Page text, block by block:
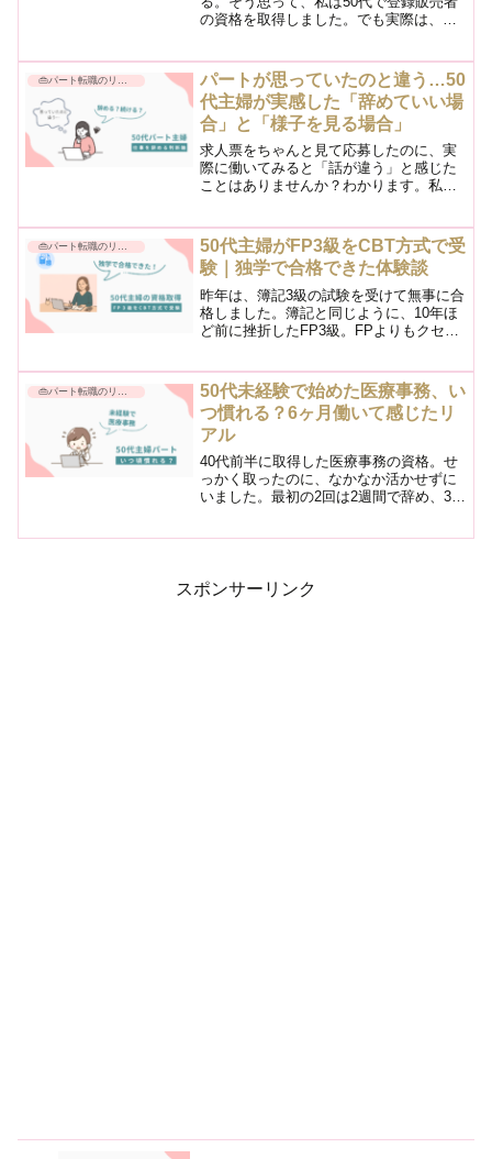
の資格を取得しました。でも実際は、思
した友人も、今まさに転職を繰り返しな
がら悩んでいます。私たちは...
👜パート転職のリアル
パートが思っていたのと違う…50
代主婦が実感した「辞めていい場
合」と「様子を見る場合」
求人票をちゃんと見て応募したのに、実
際に働いてみると「話が違う」と感じた
ことはありませんか？わかります。私も
じゃなかった」と思った経験がありま
す。でもそのとき、いつも迷...
👜パート転職のリアル
50代主婦がFP3級をCBT方式で受
験｜独学で合格できた体験談
昨年は、簿記3級の試験を受けて無事に合
格しました。簿記と同じように、10年ほ
ど前に挫折したFP3級。FPよりもクセの
験談はこちら】お金の知識の基礎でもあ
るもう一つの...
50代未経験で始めた医療事務、い
つ慣れる？6ヶ月働いて感じたリ
アル
40代前半に取得した医療事務の資格。せ
っかく取ったのに、なかなか活かせずに
いました。最初の2回は2週間で辞め、3回
スポンサーリンク